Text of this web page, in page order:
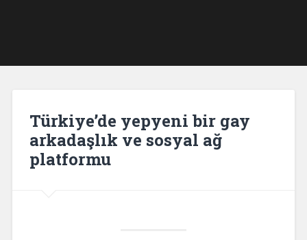
Türkiye’de yepyeni bir gay
arkadaşlık ve sosyal ağ
platformu